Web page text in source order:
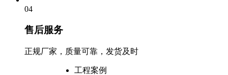
04
售后服务
正规厂家，质量可靠，发货及时
工程案例